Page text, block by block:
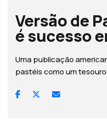
Versão de
é sucesso
Uma publicação
pastéis como um